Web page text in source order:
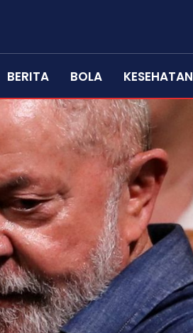
BERITA BOLA KESEHATAN